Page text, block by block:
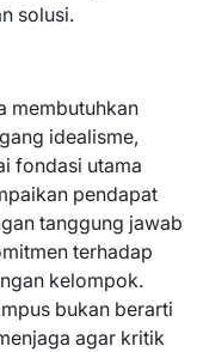
solusi.
membutuhkan
idealisme,
fondasi utama
pendapat
tanggung jawab
terhadap
kelompok.
bukan berarti
agar kritik